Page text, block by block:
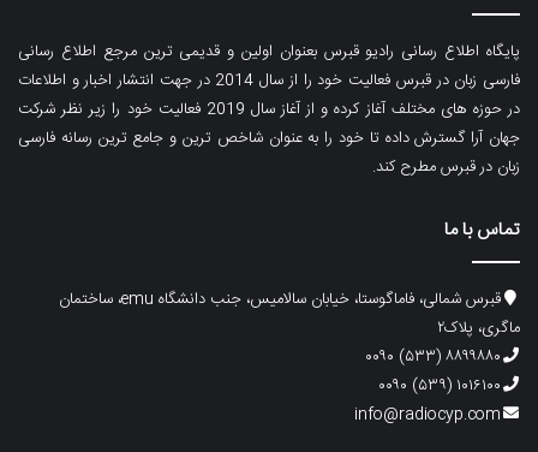
پایگاه اطلاع رسانی رادیو قبرس بعنوان اولین و قدیمی ترین مرجع اطلاع رسانی
فارسی زبان در قبرس فعالیت خود را از سال 2014 در جهت انتشار اخبار و اطلاعات
در حوزه های مختلف آغاز کرده و از آغاز سال 2019 فعالیت خود را زیر نظر شرکت
جهان آرا گسترش داده تا خود را به عنوان شاخص ترین و جامع ترین رسانه فارسی
زبان در قبرس مطرح کند.
تماس با ما
قبرس شمالی، فاماگوستا، خیابان سالامیس، جنب دانشگاه emu، ساختمان
ماگری، پلاک۲
۸۸۹۹۸۸۰ (۵۳۳) ۰۰۹۰
۱۰۱۶۱۰۰ (۵۳۹) ۰۰۹۰
info@radiocyp.com